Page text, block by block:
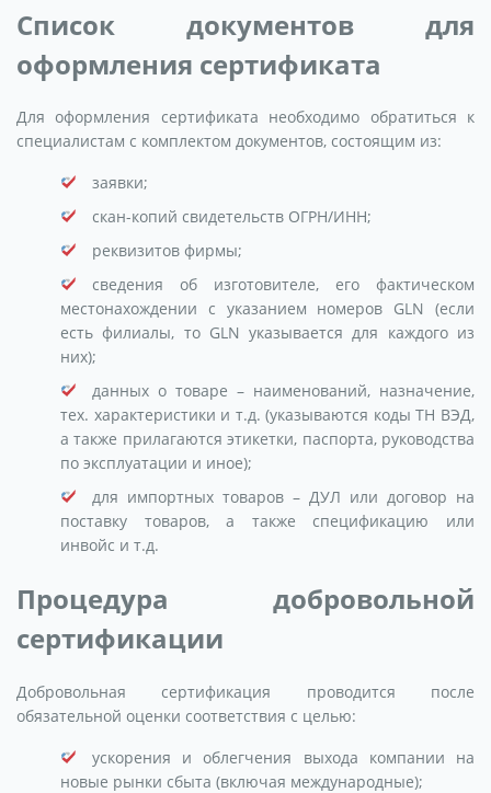
Список документов для
оформления сертификата
Для оформления сертификата необходимо обратиться к
специалистам с комплектом документов, состоящим из:
заявки;
скан-копий свидетельств ОГРН/ИНН;
реквизитов фирмы;
сведения об изготовителе, его фактическом
местонахождении с указанием номеров GLN (если
есть филиалы, то GLN указывается для каждого из
них);
данных о товаре – наименований, назначение,
тех. характеристики и т.д. (указываются коды ТН ВЭД,
а также прилагаются этикетки, паспорта, руководства
по эксплуатации и иное);
для импортных товаров – ДУЛ или договор на
поставку товаров, а также спецификацию или
инвойс и т.д.
Процедура добровольной
сертификации
Добровольная сертификация проводится после
обязательной оценки соответствия с целью:
ускорения и облегчения выхода компании на
новые рынки сбыта (включая международные);